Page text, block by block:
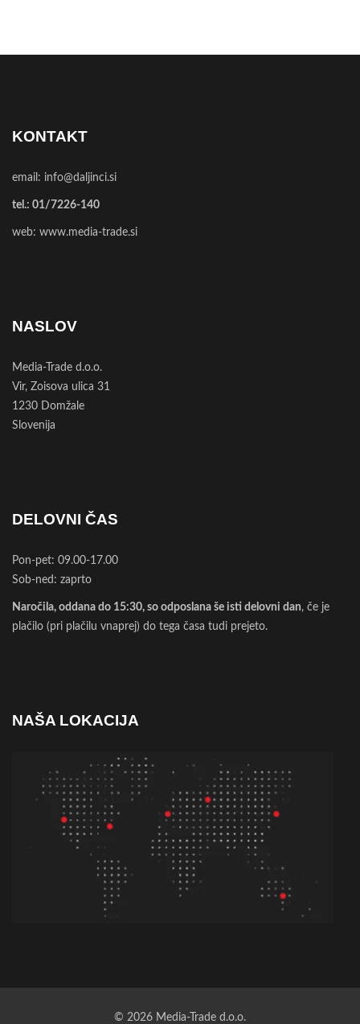
KONTAKT
email: info@daljinci.si
tel.: 01/7226-140
web: www.media-trade.si
NASLOV
Media-Trade d.o.o.
Vir, Zoisova ulica 31
1230 Domžale
Slovenija
DELOVNI ČAS
Pon-pet: 09.00-17.00
Sob-ned: zaprto
Naročila, oddana do 15:30, so odposlana še isti delovni dan, če je
plačilo (pri plačilu vnaprej) do tega časa tudi prejeto.
NAŠA LOKACIJA
© 2026 Media-Trade d.o.o.